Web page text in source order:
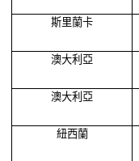
斯里蘭卡
澳大利亞
澳大利亞
紐西蘭